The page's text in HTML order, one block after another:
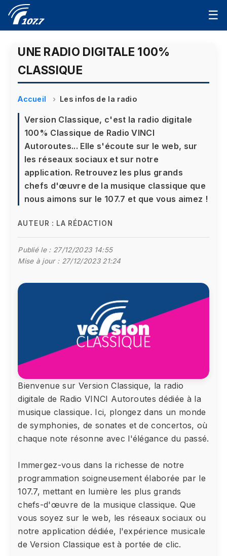
☰
UNE RADIO DIGITALE 100%
CLASSIQUE
Accueil Les infos de la radio
Version Classique, c'est la radio digitale
100% Classique de Radio VINCI
Autoroutes... Elle s'écoute sur le web, sur
les réseaux sociaux et sur notre
application. Retrouvez les plus grands
chefs d'œuvre de la musique classique que
nous aimons sur le 107.7 et que vous aimez !
AUTEUR : LA RÉDACTION
Publié le : 27/12/2023 14:55
Mise à jour : 27/12/2023 21:24
Bienvenue sur Version Classique, la radio
digitale de Radio VINCI Autoroutes dédiée à la
musique classique. Ici, plongez dans un monde
de symphonies, de sonates et de concertos, où
chaque note résonne avec l'élégance du passé.
Immergez-vous dans la richesse de notre
programmation soigneusement élaborée par le
107.7, mettant en lumière les plus grands
chefs-d'œuvre de la musique classique. Que
vous soyez sur le web, les réseaux sociaux ou
notre application dédiée, l'expérience musicale
de Version Classique est à portée de clic.